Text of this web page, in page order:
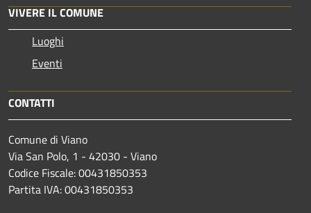
VIVERE IL COMUNE
Luoghi
Eventi
CONTATTI
Comune di Viano
Via San Polo, 1 - 42030 - Viano
Codice Fiscale: 00431850353
Partita IVA: 00431850353